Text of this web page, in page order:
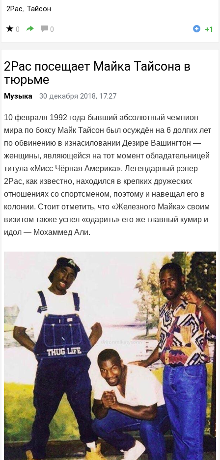
2Pac, Тайсон
0 0 +1
2Pac посещает Майка Тайсона в
тюрьме
Музыка 30 декабря 2018, 17:27
10 февраля 1992 года бывший абсолютный чемпион
мира по боксу Майк Тайсон был осуждён на 6 долгих лет
по обвинению в изнасиловании Дезире Вашингтон —
женщины, являющейся на тот момент обладательницей
титула «Мисс Чёрная Америка». Легендарный рэпер
2Pac, как известно, находился в крепких дружеских
отношениях со спортсменом, поэтому и навещал его в
колонии. Стоит отметить, что «Железного Майка» своим
визитом также успел «одарить» его же главный кумир и
идол — Мохаммед Али.